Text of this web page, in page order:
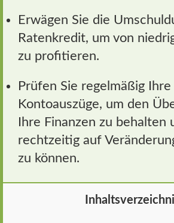
Erwägen Sie die
Ratenkredit, um von
zu profitieren.
Prüfen Sie regelmäßig Ihre
Kontoauszüge, um den
Ihre Finanzen zu behalten
rechtzeitig auf
zu können.